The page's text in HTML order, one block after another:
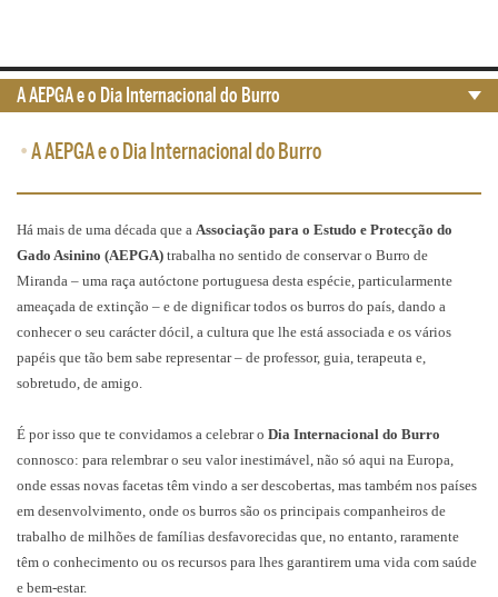
•A AEPGA e o Dia Internacional do Burro
Há mais de uma década que a Associação para o Estudo e Protecção do
Gado Asinino (AEPGA) trabalha no sentido de conservar o Burro de
Miranda – uma raça autóctone portuguesa desta espécie, particularmente
ameaçada de extinção – e de dignificar todos os burros do país, dando a
conhecer o seu carácter dócil, a cultura que lhe está associada e os vários
papéis que tão bem sabe representar – de professor, guia, terapeuta e,
sobretudo, de amigo.
É por isso que te convidamos a celebrar o Dia Internacional do Burro
connosco: para relembrar o seu valor inestimável, não só aqui na Europa,
onde essas novas facetas têm vindo a ser descobertas, mas também nos países
em desenvolvimento, onde os burros são os principais companheiros de
trabalho de milhões de famílias desfavorecidas que, no entanto, raramente
têm o conhecimento ou os recursos para lhes garantirem uma vida com saúde
e bem-estar.
A AEPGA e o Dia Internacional do Burro